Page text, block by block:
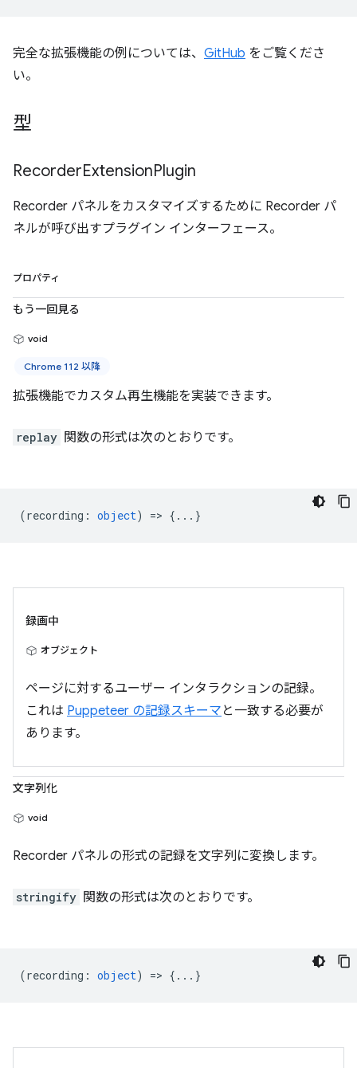
完全な拡張機能の例については、 GitHub をご覧くださ
い。
型
RecorderExtensionPlugin
Recorder パネルをカスタマイズするために Recorder パ
ネルが呼び出すプラグイン インターフェース。
プロパティ
もう一回見る
void
Chrome 112 以降
拡張機能でカスタム再生機能を実装できます。
replay 関数の形式は次のとおりです。
(recording : object) => {...}
録画中
オブジェクト
ページに対するユーザー インタラクションの記録。
これは Puppeteer の記録スキーマ と一致する必要が
あります。
文字列化
void
Recorder パネルの形式の記録を文字列に変換します。
stringify 関数の形式は次のとおりです。
(recording : object) => {...}